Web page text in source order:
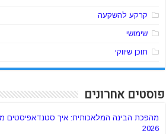
קרקע להשקעה
שימושי
תוכן שיווקי
פוסטים אחרונים
מהפכת הבינה המלאכותית: איך סטנדאפיסטים
2026